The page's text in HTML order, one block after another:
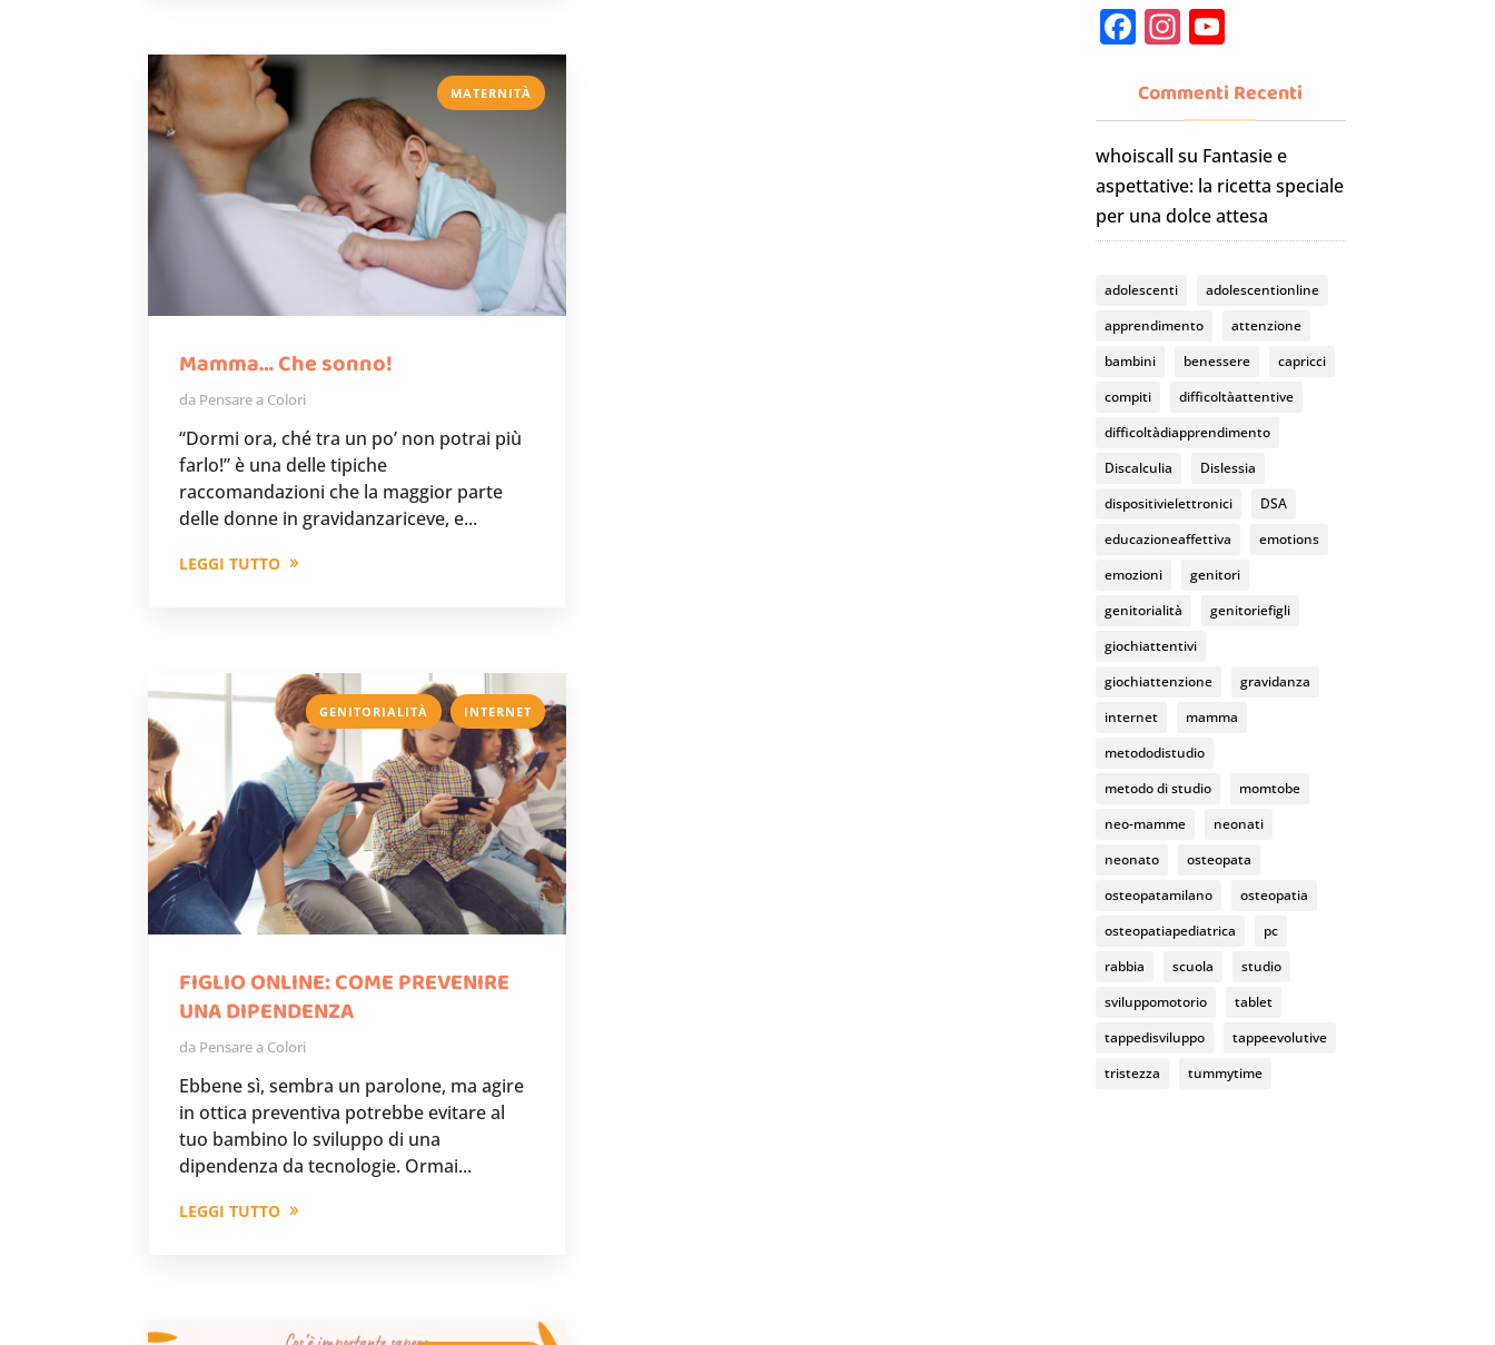
MATERNITÀ
Mamma… Che sonno!
da Pensare a Colori
“Dormi ora, ché tra un po’ non potrai più
farlo!” è una delle tipiche
raccomandazioni che la maggior parte
delle donne in gravidanzariceve, e...
LEGGI TUTTO
GENITORIALITÀ , INTERNET
FIGLIO ONLINE: COME PREVENIRE
UNA DIPENDENZA
da Pensare a Colori
Ebbene sì, sembra un parolone, ma agire
in ottica preventiva potrebbe evitare al
tuo bambino lo sviluppo di una
dipendenza da tecnologie. Ormai...
LEGGI TUTTO
F
a
c
e
b
o
o
In
st
a
gr
a
m
u
T
u
b
e
C
h
a
n
n
el
Commenti Recenti
whoiscall su Fantasie e
aspettative: la ricetta speciale
per una dolce attesa
adolescenti
adolescentionline
apprendimento
attenzione
bambini
benessere
capricci
compiti
difficoltàattentive
difficoltàdiapprendimento
Discalculia
Dislessia
dispositivielettronici
DSA
educazioneaffettiva
emotions
emozioni
genitori
genitorialità
genitoriefigli
giochiattentivi
giochiattenzione
gravidanza
internet
mamma
metododistudio
metodo di studio
momtobe
neo-mamme
neonati
neonato
osteopata
osteopatamilano
osteopatia
osteopatiapediatrica
pc
rabbia
scuola
studio
sviluppomotorio
tablet
tappedisviluppo
tappeevolutive
tristezza
tummytime